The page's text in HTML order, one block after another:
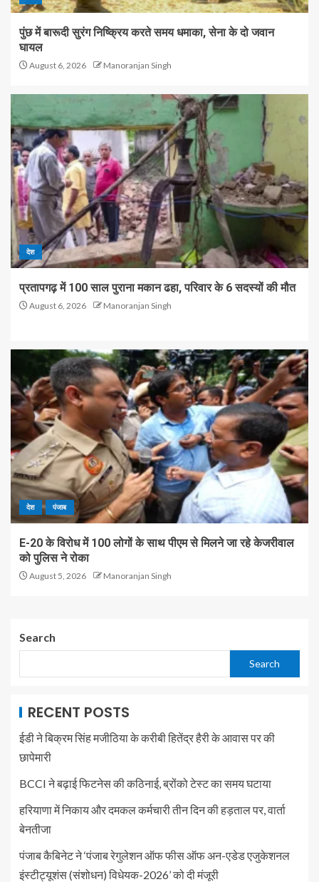
पुंछ में बारूदी सुरंग निष्क्रिय करते समय धमाका, सेना के दो जवान
घायल
August 6, 2026 Manoranjan Singh
देश
प्रतापगढ़ में 100 साल पुराना मकान ढहा, परिवार के 6 सदस्यों की मौत
August 6, 2026 Manoranjan Singh
देश पंजाब
E-20 के विरोध में 100 लोगों के साथ पीएम से मिलने जा रहे केजरीवाल
को पुलिस ने रोका
August 5, 2026 Manoranjan Singh
Search
Search
RECENT POSTS
ईडी ने बिक्रम सिंह मजीठिया के करीबी हितेंद्र हैरी के आवास पर की
छापेमारी
BCCI ने बढ़ाई फिटनेस की कठिनाई, ब्रोंको टेस्ट का समय घटाया
हरियाणा में निकाय और दमकल कर्मचारी तीन दिन की हड़ताल पर, वार्ता
बेनतीजा
पंजाब कैबिनेट ने ‘पंजाब रेगुलेशन ऑफ फीस ऑफ अन-एडेड एजुकेशनल
इंस्टीट्यूशंस (संशोधन) विधेयक-2026’ को दी मंजूरी